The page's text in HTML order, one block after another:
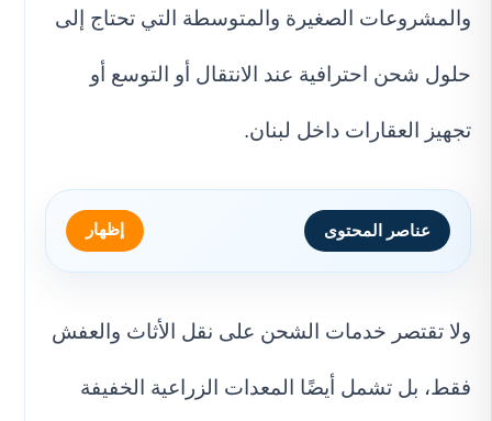
والمشروعات الصغيرة والمتوسطة التي تحتاج إلى
حلول شحن احترافية عند الانتقال أو التوسع أو
تجهيز العقارات داخل لبنان.
عناصر المحتوى إظهار
ولا تقتصر خدمات الشحن على نقل الأثاث والعفش
فقط، بل تشمل أيضًا المعدات الزراعية الخفيفة